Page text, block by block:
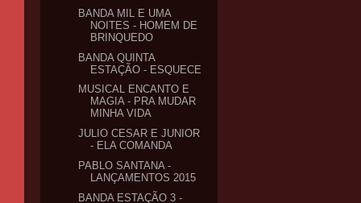
BANDA MIL E UMA
NOITES - HOMEM DE
BRINQUEDO
BANDA QUINTA
ESTAÇÃO - ESQUECE
MUSICAL ENCANTO E
MAGIA - PRA MUDAR
MINHA VIDA
JULIO CESAR E JUNIOR
- ELA COMANDA
PABLO SANTANA -
LANÇAMENTOS 2015
BANDA ESTAÇÃO 3 -